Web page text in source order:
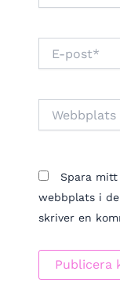
post*
Spara
webbplats i
skriver en